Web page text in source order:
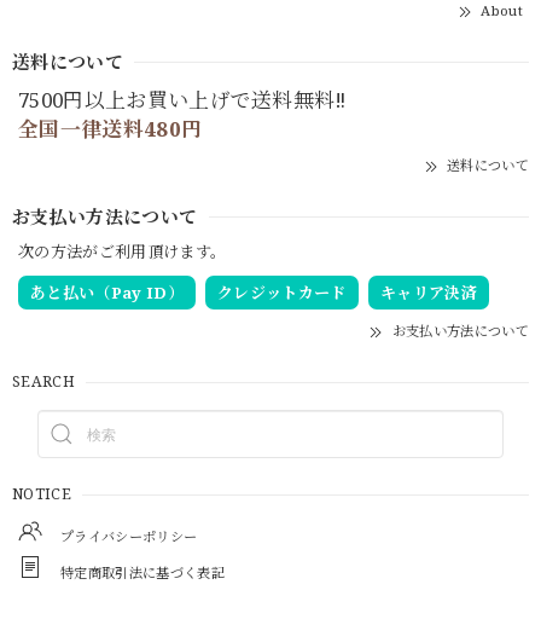
About
送料について
7500円以上お買い上げで送料無料‼
全国一律送料480円
送料について
お支払い方法について
次の方法がご利用頂けます。
あと払い（Pay ID）
クレジットカード キャリア決済
お支払い方法について
SEARCH
NOTICE
プライバシーポリシー
特定商取引法に基づく表記